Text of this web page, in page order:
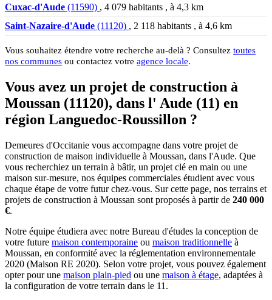
Cuxac-d'Aude (11590) , 4 079 habitants , à 4,3 km
Saint-Nazaire-d'Aude (11120) , 2 118 habitants , à 4,6 km
Vous souhaitez étendre votre recherche au-delà ? Consultez toutes
nos communes ou contactez votre agence locale.
Vous avez un projet de construction à
Moussan (11120), dans l' Aude (11) en
région Languedoc-Roussillon ?
Demeures d'Occitanie vous accompagne dans votre projet de
construction de maison individuelle à Moussan, dans l'Aude. Que
vous recherchiez un terrain à bâtir, un projet clé en main ou une
maison sur-mesure, nos équipes commerciales étudient avec vous
chaque étape de votre futur chez-vous. Sur cette page, nos terrains et
projets de construction à Moussan sont proposés à partir de 240 000
€.
Notre équipe étudiera avec notre Bureau d'études la conception de
votre future maison contemporaine ou maison traditionnelle à
Moussan, en conformité avec la réglementation environnementale
2020 (Maison RE 2020). Selon votre projet, vous pouvez également
opter pour une maison plain-pied ou une maison à étage, adaptées à
la configuration de votre terrain dans le 11.